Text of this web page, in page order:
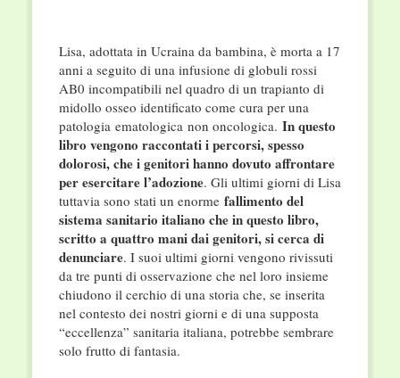
Lisa, adottata in Ucraina da bambina, è morta a 17
anni a seguito di una infusione di globuli rossi
AB0 incompatibili nel quadro di un trapianto di
midollo osseo identificato come cura per una
patologia ematologicanon oncologica. In questo
libro vengono raccontati i percorsi, spesso
dolorosi, che i genitori hanno dovuto affrontare
per esercitare l’adozione. Gli ultimi giorni di Lisa
tuttavia sono stati un enorme fallimento del
sistema sanitario italiano che in questo libro,
scritto a quattro mani dai genitori, si cerca di
denunciare. I suoi ultimi giorni vengono rivissuti
da tre punti di osservazione che nel loro insieme
chiudono il cerchio di una storia che, se inserita
nel contesto dei nostri giorni e di una supposta
“eccellenza” sanitaria italiana, potrebbe sembrare
solo frutto di fantasia.